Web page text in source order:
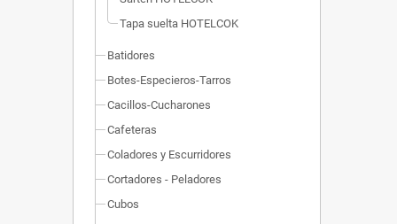
Tapa suelta HOTELCOK
Batidores
Botes-Especieros-Tarros
Cacillos-Cucharones
Cafeteras
Coladores y Escurridores
Cortadores - Peladores
Cubos